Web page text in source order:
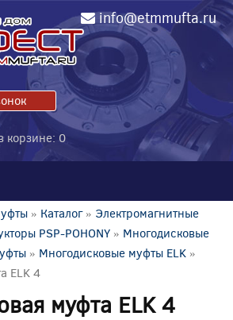
info@etmmufta.ru
корзине: 0
» Каталог» Электромагнитные
PSP-POHONY » Многодисковые
» Многодисковые муфты ELK »
ELK 4
муфта ELK 4